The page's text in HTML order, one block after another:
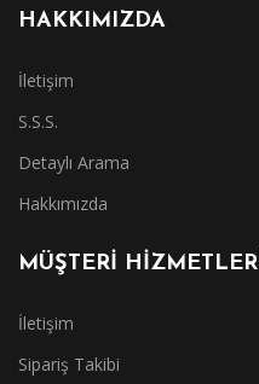
HAKKIMIZDA
İletişim
S.S.S.
Detaylı Arama
Hakkımızda
MÜŞTERİ HİZMETLERİ
İletişim
Sipariş Takibi